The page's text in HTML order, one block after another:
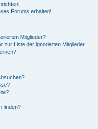
Forums erhalten!
Mitglieder?
zur Liste der ignorierten Mitglieder
finden?